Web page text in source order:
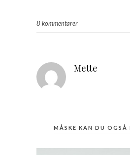
8 kommentarer
Mette
MÅSKE KAN DU OGSÅ